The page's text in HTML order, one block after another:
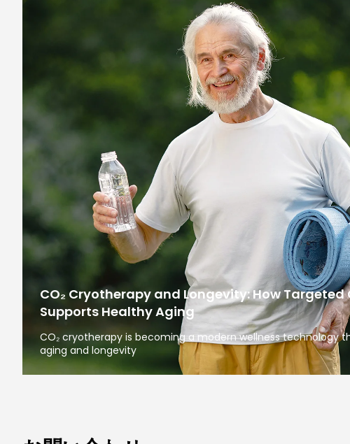
CO₂ Cryotherapy and Longevity: How Targeted
Supports Healthy Aging
CO₂ cryotherapy is becoming a modern wellness technology
aging and longevity